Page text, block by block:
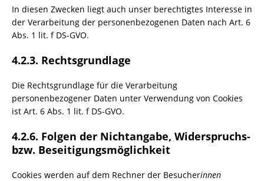
In diesen Zwecken liegt auch unser berechtigtes Interesse in
der Verarbeitung der personenbezogenen Daten nach Art. 6
Abs. 1 lit. f DS-GVO.
4.2.3. Rechtsgrundlage
Die Rechtsgrundlage für die Verarbeitung
personenbezogener Daten unter Verwendung von Cookies
ist Art. 6 Abs. 1 lit. f DS-GVO.
4.2.6. Folgen der Nichtangabe, Widerspruchs-
bzw. Beseitigungsmöglichkeit
Cookies werden auf dem Rechner der Besucherinnen